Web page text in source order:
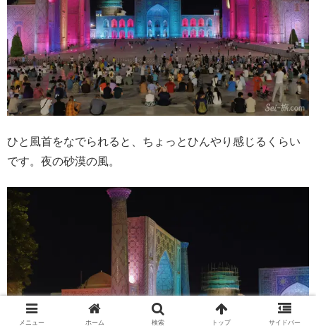
ひと風首をなでられると、ちょっとひんやり感じるくらい
です。夜の砂漠の風。
メニュー ホーム 検索 トップ サイドバー